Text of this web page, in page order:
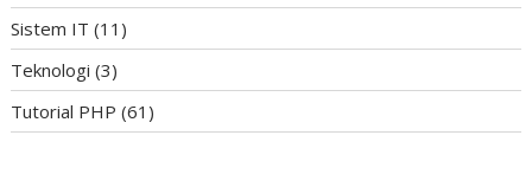
Sistem IT (11)
Teknologi (3)
Tutorial PHP (61)